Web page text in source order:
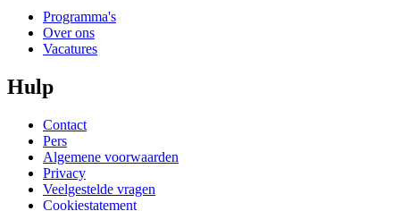
Programma's
Over ons
Vacatures
Hulp
Contact
Pers
Algemene voorwaarden
Privacy
Veelgestelde vragen
Cookiestatement